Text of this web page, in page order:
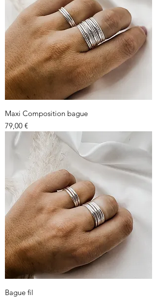
Maxi Composition bague
Prix
79,00 €
Bague fil